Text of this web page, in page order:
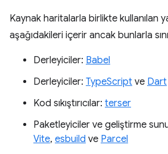
Kaynak haritalarla birlikte kullanılan
aşağıdakileri içerir ancak bunlarla
Derleyiciler: Babel
Derleyiciler: TypeScript ve Dart
Kod sıkıştırıcılar: terser
Paketleyiciler ve geliştirme
Vite, esbuild ve Parcel